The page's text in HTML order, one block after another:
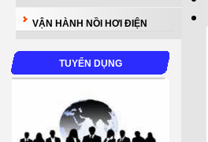
VẬN HÀNH NỒI HƠI ĐIỆN
TUYỂN DỤNG